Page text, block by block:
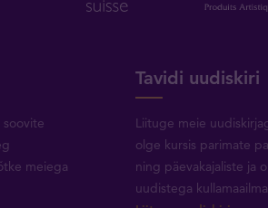
soovite
meiega
Tavidi uudiskiri
Liituge meie
olge kursis parimate
ning päevakajaliste ja
uudistega